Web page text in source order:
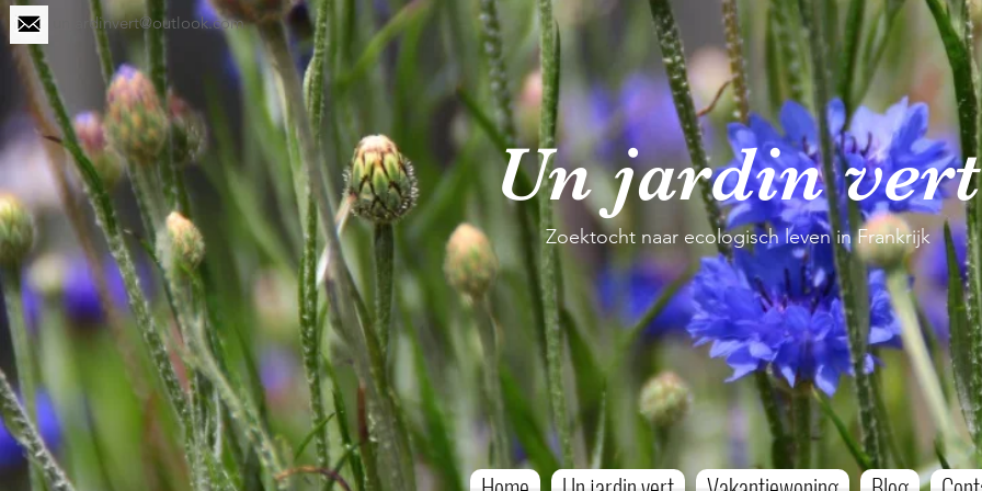
unjardinvert@outlook.com
Un jardin vert
Zoektocht naar ecologisch leven in Frankrijk